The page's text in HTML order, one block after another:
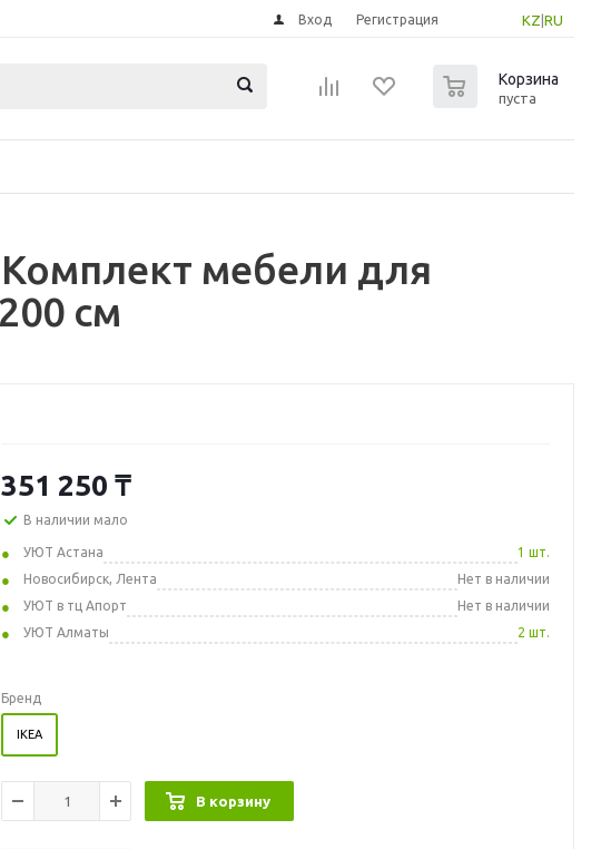
KZ RU
Вход Регистрация
Корзина
пуста
мебели для
см
351 250 ₸
В наличии мало
УЮТ Астана
1 шт.
Новосибирск, Лента
Нет в наличии
УЮТ в тц Апорт
Нет в наличии
УЮТ Алматы
2 шт.
Бренд
IKEA
В корзину